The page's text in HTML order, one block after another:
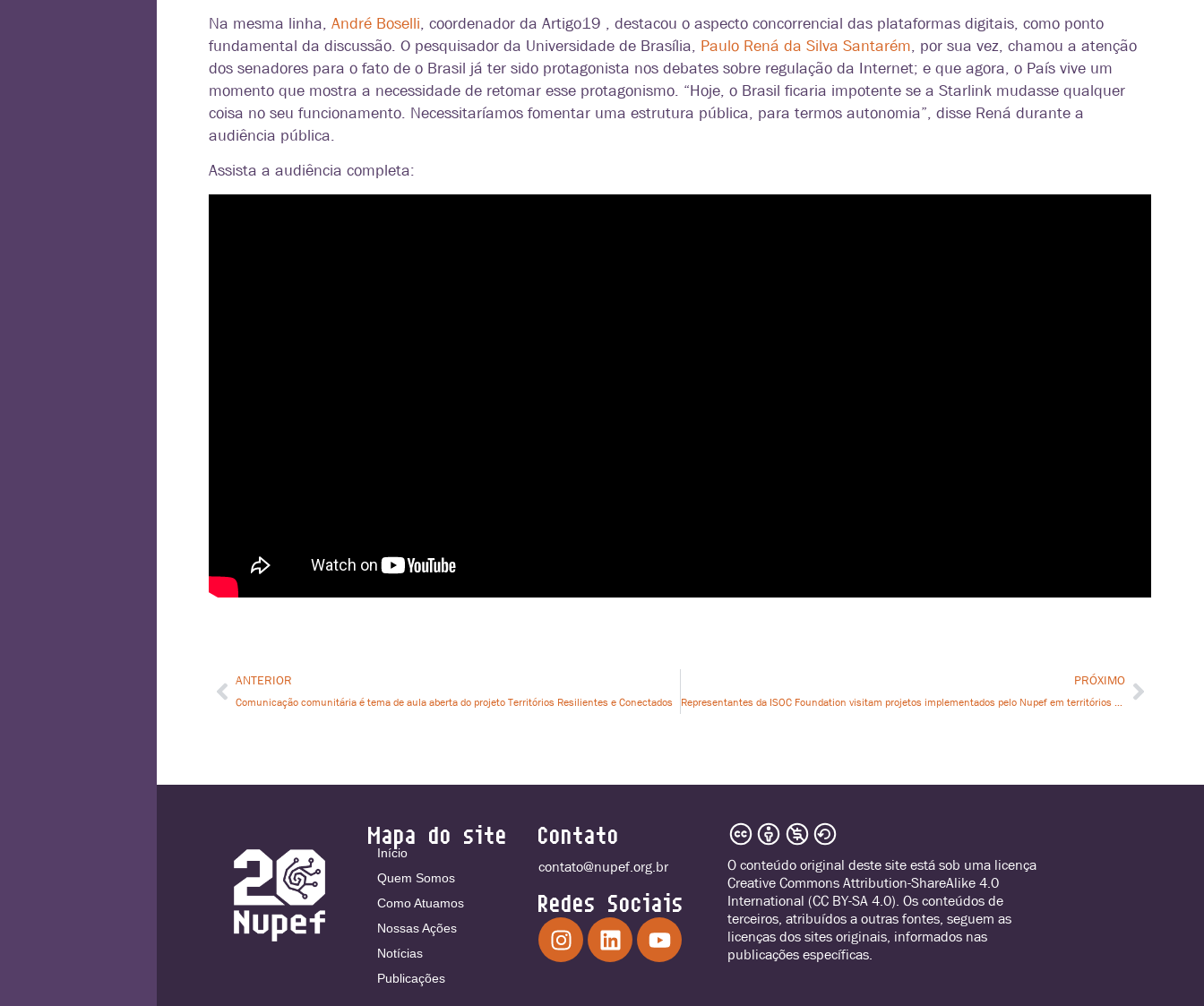
Na mesma linha,André Boselli, coordenador da Artigo19 , destacou o aspecto concorrencial das plataformas digitais, como ponto
fundamental da discussão. O pesquisador da Universidade de Brasília, Paulo Rená da Silva Santarém, por sua vez, chamou a atenção
dos senadores para o fato de o Brasil já ter sido protagonista nos debates sobre regulação da Internet; e que agora, o País vive um
momento que mostra a necessidade de retomar esse protagonismo. “Hoje, o Brasil ficaria impotente se a Starlink mudasse qualquer
coisa no seu funcionamento. Necessitaríamos fomentar uma estrutura pública, para termos autonomia”, disse Rená durante a
audiência pública.
Assista a audiência completa:
ANTERIOR
Comunicação comunitária é tema de aula aberta do projeto Territórios Resilientes e Conectados
PRÓXIMO
Representantes da ISOC Foundation visitam projetos implementados pelo Nupef em territórios indígenas e quilombolas
Mapa do site
Início
Quem Somos
Como Atuamos
Nossas Ações
Notícias
Publicações
Contato
contato@nupef.org.br
Redes Sociais
O conteúdo original deste site está sob uma licença
Creative Commons Attribution-ShareAlike 4.0
International (CC BY-SA 4.0). Os conteúdos de
terceiros, atribuídos a outras fontes, seguem as
licenças dos sites originais, informados nas
publicações específicas.